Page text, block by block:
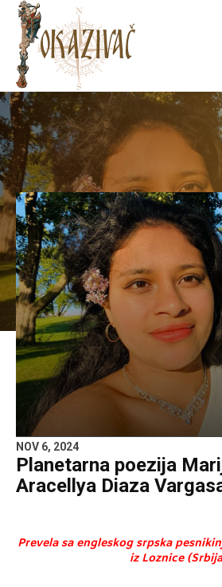
NOV 6, 2024
Planetarna poezija
Aracellya Diaza
Prevela sa engleskog srpska
iz Loznice